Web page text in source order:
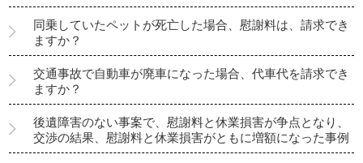
同乗していたペットが死亡した場合、慰謝料は、請求でき
ますか？
交通事故で自動車が廃車になった場合、代車代を請求でき
ますか？
後遺障害のない事案で、慰謝料と休業損害が争点となり、
交渉の結果、慰謝料と休業損害がともに増額になった事例